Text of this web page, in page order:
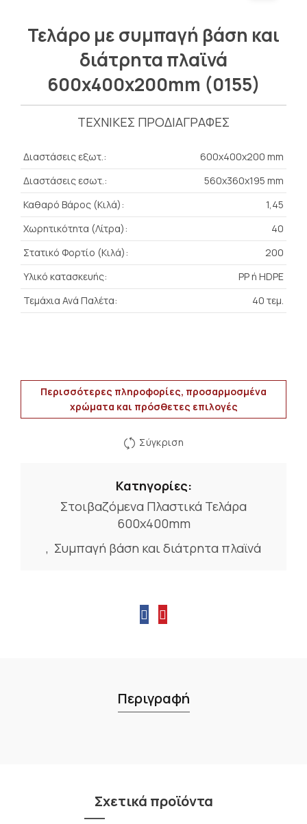
Τελάρο με συμπαγή βάση και
διάτρητα πλαϊνά
600x400x200mm (0155)
ΤΕΧΝΙΚΕΣ ΠΡΟΔΙΑΓΡΑΦΕΣ
Διαστάσεις εξωτ.:
600x400x200 mm
Διαστάσεις εσωτ.:
560x360x195 mm
Καθαρό Βάρος (Κιλά):
1,45
Χωρητικότητα (Λίτρα):
40
Στατικό Φορτίο (Κιλά):
200
Υλικό κατασκευής:
PP ή HDPE
Τεμάχια Ανά Παλέτα:
40 τεμ.
Περισσότερες πληροφορίες, προσαρμοσμένα
χρώματα και πρόσθετες επιλογές
Σύγκριση
Κατηγορίες:
Στοιβαζόμενα Πλαστικά Τελάρα
600x400mm
, Συμπαγή βάση και διάτρητα πλαϊνά
Περιγραφή
Σχετικά προϊόντα